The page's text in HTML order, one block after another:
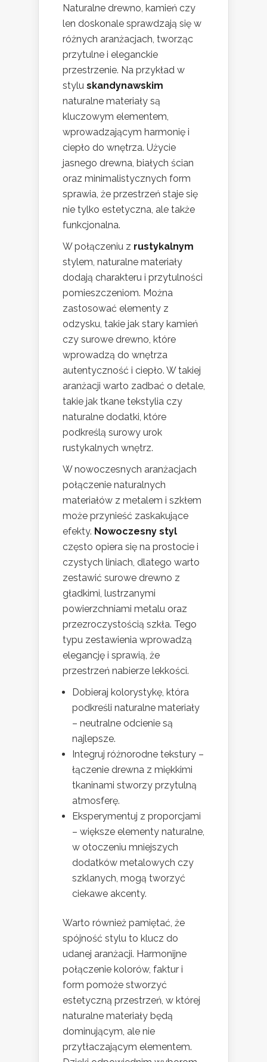
Naturalne drewno, kamień czy
len doskonale sprawdzają się w
różnych aranżacjach, tworząc
przytulne i eleganckie
przestrzenie. Na przykład w
stylu skandynawskim
naturalne materiały są
kluczowym elementem,
wprowadzającym harmonię i
ciepło do wnętrza. Użycie
jasnego drewna, białych ścian
oraz minimalistycznych form
sprawia, że przestrzeń staje się
nie tylko estetyczna, ale także
funkcjonalna.
W połączeniu z rustykalnym
stylem, naturalne materiały
dodają charakteru i przytulności
pomieszczeniom. Można
zastosować elementy z
odzysku, takie jak stary kamień
czy surowe drewno, które
wprowadzą do wnętrza
autentyczność i ciepło. W takiej
aranżacji warto zadbać o detale,
takie jak tkane tekstylia czy
naturalne dodatki, które
podkreślą surowy urok
rustykalnych wnętrz.
W nowoczesnych aranżacjach
połączenie naturalnych
materiałów z metalem i szkłem
może przynieść zaskakujące
efekty. Nowoczesny styl
często opiera się na prostocie i
czystych liniach, dlatego warto
zestawić surowe drewno z
gładkimi, lustrzanymi
powierzchniami metalu oraz
przezroczystością szkła. Tego
typu zestawienia wprowadzą
elegancję i sprawią, że
przestrzeń nabierze lekkości.
Dobieraj kolorystykę, która
podkreśli naturalne materiały
– neutralne odcienie są
najlepsze.
Integruj różnorodne tekstury –
łączenie drewna z miękkimi
tkaninami stworzy przytulną
atmosferę.
Eksperymentuj z proporcjami
– większe elementy naturalne,
w otoczeniu mniejszych
dodatków metalowych czy
szklanych, mogą tworzyć
ciekawe akcenty.
Warto również pamiętać, że
spójność stylu to klucz do
udanej aranżacji. Harmonijne
połączenie kolorów, faktur i
form pomoże stworzyć
estetyczną przestrzeń, w której
naturalne materiały będą
dominującym, ale nie
przytłaczającym elementem.